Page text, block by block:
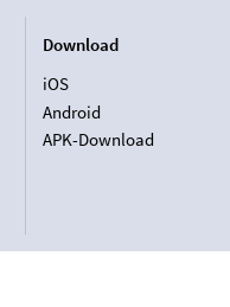
Download
iOS
Android
APK-Download